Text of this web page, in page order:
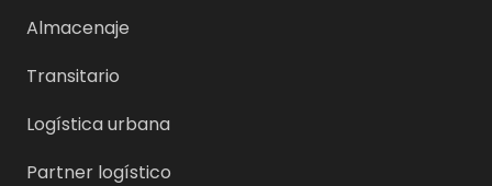
Almacenaje
Transitario
Logística urbana
Partner logístico